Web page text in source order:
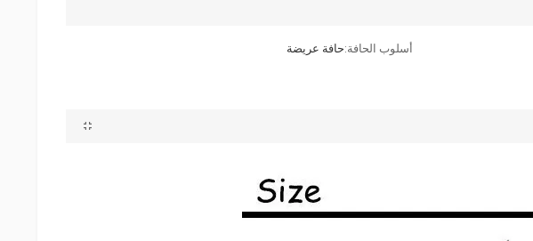
أسلوب الحافة:حافة عريضة